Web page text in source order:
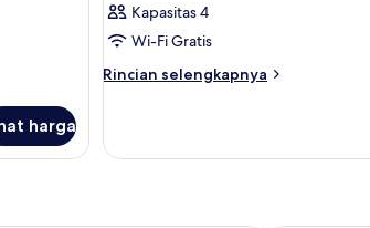
harga
Kapasitas 4
Wi-Fi Gratis
Rincian selengkapnya
Rincian
Kamar